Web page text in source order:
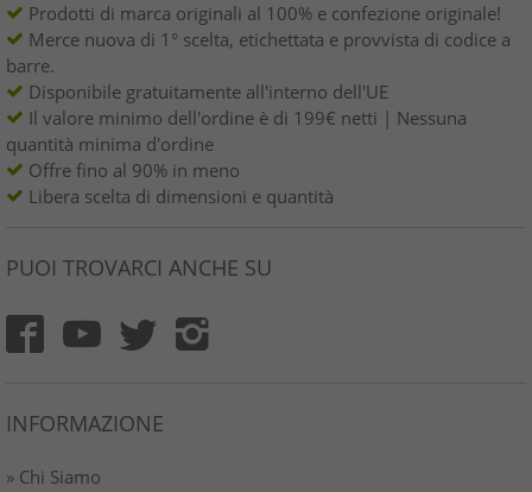
Prodotti di marca originali al 100% e confezione originale!
Merce nuova di 1° scelta, etichettata e provvista di codice a
barre.
Disponibile gratuitamente all'interno dell'UE
Il valore minimo dell'ordine è di 199€ netti | Nessuna
quantità minima d'ordine
Offre fino al 90% in meno
Libera scelta di dimensioni e quantità
PUOI TROVARCI ANCHE SU
INFORMAZIONE
» Chi Siamo